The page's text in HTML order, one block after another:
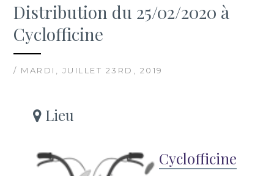
Distribution du 25/02/2020 à
Cyclofficine
/ MARDI, JUILLET 23RD, 2019
Lieu
Cyclofficine